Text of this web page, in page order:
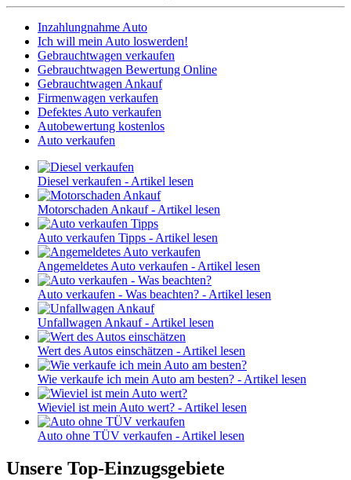
Inzahlungnahme Auto
Ich will mein Auto loswerden!
Gebrauchtwagen verkaufen
Gebrauchtwagen Bewertung Online
Gebrauchtwagen Ankauf
Firmenwagen verkaufen
Defektes Auto verkaufen
Autobewertung kostenlos
Auto verkaufen
Diesel verkaufen - Artikel lesen
Motorschaden Ankauf - Artikel lesen
Auto verkaufen Tipps - Artikel lesen
Angemeldetes Auto verkaufen - Artikel lesen
Auto verkaufen - Was beachten? - Artikel lesen
Unfallwagen Ankauf - Artikel lesen
Wert des Autos einschätzen - Artikel lesen
Wie verkaufe ich mein Auto am besten? - Artikel lesen
Wieviel ist mein Auto wert? - Artikel lesen
Auto ohne TÜV verkaufen - Artikel lesen
Unsere Top-Einzugsgebiete